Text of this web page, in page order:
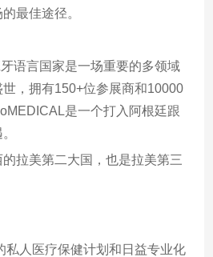
最佳途径。
语言国家是一场重要的多领域
世，拥有150+位参展商和10000
是一个打入阿根廷跟
拉美第二大国，也是拉美第三
私人医疗保健计划和日益专业化